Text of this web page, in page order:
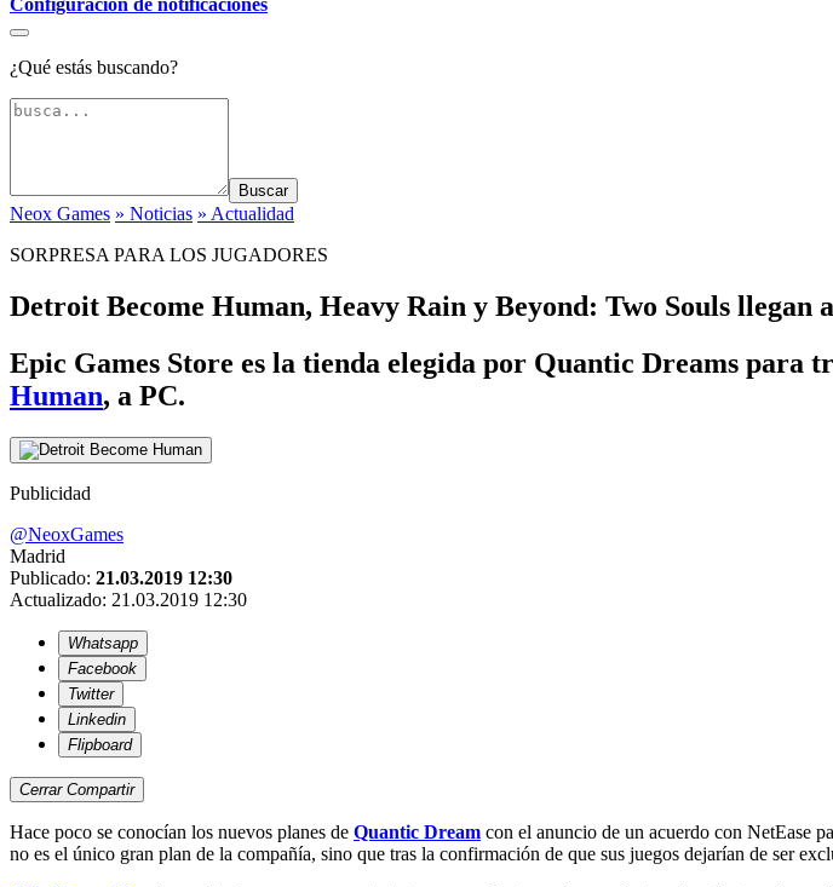
Configuración de notificaciones
¿Qué estás buscando?
Buscar
Neox Games » Noticias » Actualidad
SORPRESA PARA LOS JUGADORES
Detroit Become Human, Heavy Rain y Beyond: Two Souls llegan
Epic Games Store es la tienda elegida por Quantic Dreams para
Human, a PC.
Publicidad
@NeoxGames
Madrid
Publicado: 21.03.2019 12:30
Actualizado: 21.03.2019 12:30
Whatsapp
Facebook
Twitter
Linkedin
Flipboard
Cerrar Compartir
Hace poco se conocían los nuevos planes de Quantic Dream con el anuncio de un acuerdo con NetEase
no es el único gran plan de la compañía, sino que tras la confirmación de que sus juegos dejarían de ser